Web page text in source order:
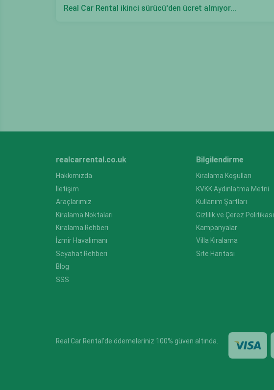
Real Car Rental ikinci sürücü'den ücret almıyor...
realcarrental.co.uk
Hakkımızda
İletişim
Araçlarımız
Kiralama Noktaları
Kiralama Rehberi
İzmir Havalimanı
Seyahat Rehberi
Blog
SSS
Bilgilendirme
Kiralama Koşulları
KVKK Aydınlatma Metni
Kullanım Şartları
Gizlilik ve Çerez Politikası
Kampanyalar
Villa Kiralama
Site Haritası
Real Car Rental'de ödemeleriniz 100% güven altında.